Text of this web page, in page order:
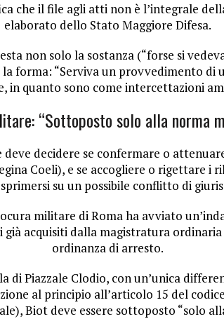
che il file agli atti non è l’integrale
elaborato dello Stato Maggiore Difesa.
non solo la sostanza (“forse si
forma: “Serviva un provvedimento di
in quanto sono come intercettazioni
“Sottoposto solo alla norma
deve decidere se confermare o
Coeli), e se accogliere o rigettare i
su un possibile conflitto di
militare di Roma ha avviato
acquisiti dalla magistratura ordinaria
ordinanza di arresto.
di Piazzale Clodio, con un’unica
al principio all’articolo 15 del
Biot deve essere sottoposto “solo